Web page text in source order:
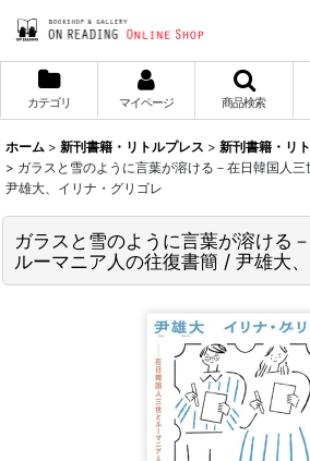
カテゴリ マイページ 商品検索
ホーム > 新刊書籍・リトルプレス > 新刊書籍・リ
> ガラスと雪のように言葉が溶ける－在日韓国人
尹雄大、イリナ・グリゴレ
ガラスと雪のように言葉が溶ける
ルーマニア人の往復書簡 / 尹雄大